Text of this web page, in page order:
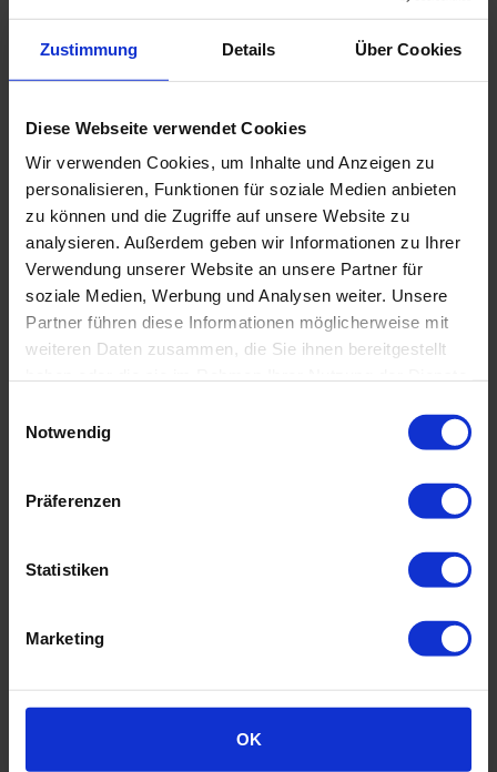
Zustimmung Details Über Cookies
Diese Webseite verwendet Cookies
Wir verwenden Cookies, um Inhalte und Anzeigen zu
personalisieren, Funktionen für soziale Medien anbieten
zu können und die Zugriffe auf unsere Website zu
analysieren. Außerdem geben wir Informationen zu Ihrer
Verwendung unserer Website an unsere Partner für
soziale Medien, Werbung und Analysen weiter. Unsere
Partner führen diese Informationen möglicherweise mit
weiteren Daten zusammen, die Sie ihnen bereitgestellt
Notwendig
Präferenzen
Statistiken
Marketing
OK
TaylorMade
24,60 €31,90
Bestseller 6 aug5-
pieceballflug-
hochgreenspin
hochschale
urethanTourbällekompression
hart
11,00 €
Golfbälle
Golfbälle